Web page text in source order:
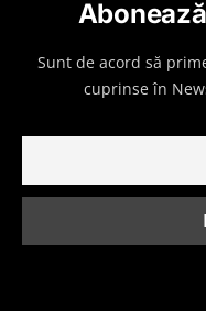
Sunt de acord să
cuprinse în